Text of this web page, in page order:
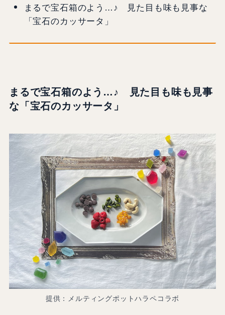
まるで宝石箱のよう…♪ 見た目も味も見事な
「宝石のカッサータ」
まるで宝石箱のよう…♪ 見た目も味も見事
な「 宝石のカッサータ」
提供：メルティングポットハラペコラボ